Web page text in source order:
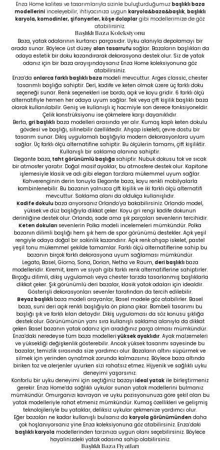
Enza Home kalitesi ve tasarımlarıyla sizinle buluşturduğumuz başlıklı baza
modelleriniinceleyebilir, ihtiyacınıza uygun karyola&baza&başlık, başlıklı
karyola, komodinler, şifonyerler, köşe dolaplar gibi modellerimize de göz
atabilirsiniz.
Başlıklı Baza Koleksiyonu
Baza, yatak odalarının kurtarıcı parçasıdır. Uyku alanıyla depolamayı bir
arada sunar. Böylece üst düzey alan tasarrufu sağlar. Bazaların başlıkları da
odaya estetik bir doku kazandırarak dekorasyona destek olur. Siz de yatak
odanız için bir baza arayışındaysanız Enza Home koleksiyonuna göz
atabilirsiniz.
Enza’da onlarca farklı başlıklı baza modeli mevcuttur. Arges classic, chester
tasarımlı başlığa sahiptir. Deri, kadife ve keten olmak üzere üç farklı doku
seçeneği sunar. Renk seçenekleri ise bordo, açık ve koyu gridir. 6 farklı ölçü
alternatifiyle hemen her odaya uyum sağlar. Tek veya çift kişilik başlıklı baza
olarak kullanılabilir. Geniş ve kullanışlı iç hacmiyle son derece fonksiyoneldir.
Çelik konstrüksiyonu ise çökmelere karşı dayanıklıdır.
Berta, gri başlıklı baza modelleri arasında yer alır. Kumaş kaplı keten dokulu
gövdesi ve başlığı, silinebilir özelliktedir. Ahşap iskeleti, çevre dostu bir
tasarım sunar. Dikiş uygulamalı başlığıyla modern dekorasyonlara uyum
sağlar. Üç farklı ölçü alternatifine sahiptir. Bu ölçülerin tamamı, çift kişiliktir.
Kullanışlı bir saklama alanına sahiptir.
Elegante baza, taht görünümlü başlığa sahiptir. Nubuk dokusu tok ve sıcak
bir atmosfer yaratır. Doğal masif ayaklar, bu atmosfere destek olur. Kapitone
işlemesiyle klasik ve adı gibi elegan tarzlara mükemmel uyum sağlar.
Kahverenginin derin tonuyla Elegante baza, koyu renkli mobilyalarla
kombinlenebilir. Bu bazanın yalnızca çift kişilik ve iki farklı ölçü alternatifi
mevcuttur. Saklama alanı da oldukça kullanışlıdır.
Kadife dokulu baza arıyorsanız Orlando’ya bakabilirsiniz. Orlando model,
yüksek ve düz başlığıyla dikkat çeker. Koyu gri rengi kadife dokunun
derinliğine destek olur. Orlando, sade ama şık parçaları sevenlerin tercihidir.
Keten dokuları sevenlerin Polka modeli incelemeleri mümkündür. Polka
bazanın dilimli başlığı hem şık hem de spor görünümü destekler. Açık yeşil
rengiyle odaya doğal bir sakinlik kazandırır. Açık renk ahşap iskelet, pastel
yeşil tonu mükemmel şekilde tamamlar. Farklı ölçü alternatiflerine sahip bu
bazanın birçok farklı dekorasyona uyum sağlaması mümkündür.
Legato, Basel, Giorno, Sona, Dorian, Netha ve Raum, deri başlıklı baza
modelleridir. Kiremit, krem ve siyah gibi farklı renk alternatiflerine sahiptirler.
Birçoğu dilimli, dikiş uygulamalı veya chester tarzda tasarlanmış başlıklarla
dikkat çeker. Şık görünümlü deri bazalar, klasik yatak odaları için idealdir.
Gösterişli dekorasyonları sevenler tarafından da tercih edilebilir.
Beyaz başlıklı baza modeli arayanlar, Basel modele göz atabilirler. Basel
baza, suni deri açık renkli başlığıyla ön plana çıkar. Bombeli tasarımı bu
başlığı şık ve farklı kılan detaydır. Dikiş uygulaması da söz konusu şıklığa
destek olur. Görünümünün yanı sıra kullanışlı saklama alanıyla da dikkat
çeken Basel bazanın yatak odanız için aradığınız parça olması mümkündür.
Enza’daki neredeyse tüm baza modelleri yüksek ayaklıdır. Ayak malzemeleri
ve yüksekliği değişkenlik gösterebilir. Ancak yüksek tasarımı sayesinde bu
bazalar, temizlik sırasında size yardımcı olur. Bazaların altını süpürmek ve
silmek için yerinden oynatmak zorunda kalmazsınız. Böylece baza altında
biriken toz ve alerjenler uyurken sizi rahatsız etmez. Hijyenik ve sağlıklı uyku
deneyimi yaşarsınız.
Konforlu bir uyku deneyimi için seçtiğiniz bazayı ideal yatak ile birleştirmeniz
gerekir. Enza Home’da sağlıklı uykular sunan yatak modellerini bulmanız
mümkündür. Omurganızı kavrayan ve uyku pozisyonunuza göre şekil alan bu
yatak modelleriyle rahat etmeniz mümkündür. Kumaş özellikleri ve gelişmiş
teknolojileriyle bu yataklar, deliksiz uykular çekmenize yardımcı olur.
Eğer bazaları ne kadar kullanışlı bulsanız da karyola görünümündendaha
çok hoşlanıyorsanız yine Enza koleksiyonuna göz atabilirsiniz. Enza’daki
başlıklı karyolamodellerinden tarzınıza uygun olanı seçebilirsiniz. Böylece
hayalinizdeki yatak odasına sahip olabilirsiniz.
Başlıklı Baza Fiyatları